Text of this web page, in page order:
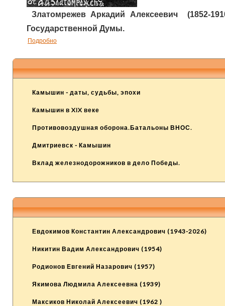
Златомрежев Аркадий Алексеевич (1852-
Государственной Думы.
Подробно
Камышин - даты, судьбы, эпохи
Камышин в XIX веке
Противовоздушная оборона.Батальоны ВНОС.
Дмитриевск - Камышин
Вклад железнодорожников в дело Победы.
Евдокимов Константин Александрович (1943-2026)
Никитин Вадим Александрович (1954)
Родионов Евгений Назарович (1957)
Якимова Людмила Алексеевна (1939)
Максиков Николай Алексеевич (1962 )